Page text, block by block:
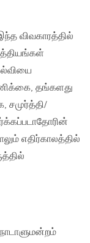
விவகாரத்தில்
தங்களது
எதிர்காலத்தில்